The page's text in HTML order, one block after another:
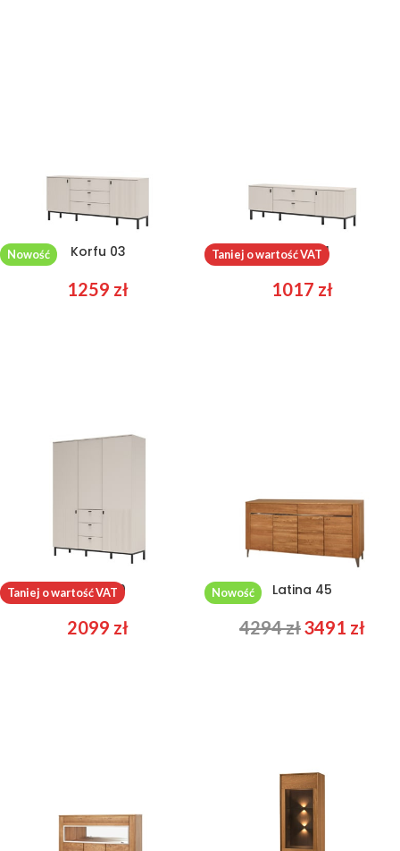
Korfu 03
1259 zł
Korfu 04
1017 zł
Nowość
Korfu 70
2099 zł
Taniej o wartość VAT
Latina 45
4294zł3491 zł
Taniej o wartość VAT Nowość